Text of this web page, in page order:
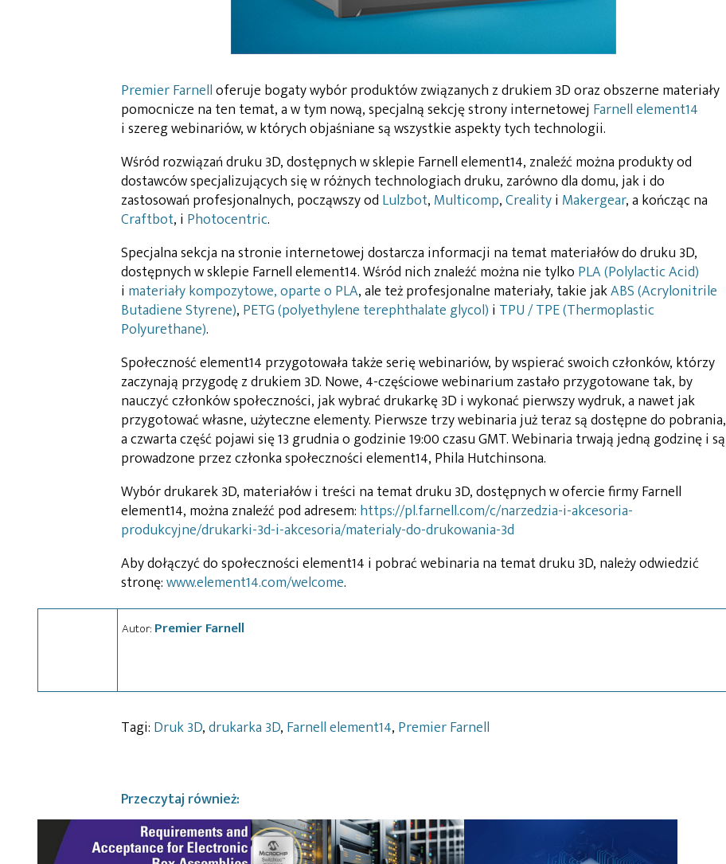
Premier Farnelloferuje bogaty wybór produktów związanych z drukiem 3D oraz obszerne materiały
pomocnicze na ten temat, a w tym nową, specjalną sekcję strony internetowej Farnell element14
i szereg webinariów, w których objaśniane są wszystkie aspekty tych technologii.
Wśród rozwiązań druku 3D, dostępnych w sklepie Farnell element14, znaleźć można produkty od
dostawców specjalizujących się w różnych technologiach druku, zarówno dla domu, jak i do
zastosowań profesjonalnych, począwszy od Lulzbot, Multicomp,Crealityi Makergear, a kończąc na
Craftbot, i Photocentric.
Specjalna sekcja na stronie internetowej dostarcza informacji na temat materiałów do druku 3D,
dostępnych w sklepie Farnell element14. Wśród nich znaleźć można nie tylko PLA (Polylactic Acid)
i materiały kompozytowe, oparte o PLA, ale też profesjonalne materiały, takie jakABS (Acrylonitrile
Butadiene Styrene), PETG (polyethylene terephthalate glycol) i TPU / TPE (Thermoplastic
Polyurethane).
Społeczność element14 przygotowała także serię webinariów, by wspierać swoich członków, którzy
zaczynają przygodę z drukiem 3D. Nowe, 4-częściowe webinarium zastało przygotowane tak, by
nauczyć członków społeczności, jak wybrać drukarkę 3D i wykonać pierwszy wydruk, a nawet jak
przygotować własne, użyteczne elementy. Pierwsze trzy webinaria już teraz są dostępne do pobrania,
a czwarta część pojawi się 13 grudnia o godzinie 19:00 czasu GMT. Webinaria trwają jedną godzinę i są
prowadzone przez członka społeczności element14, Phila Hutchinsona.
Wybór drukarek 3D, materiałów i treści na temat druku 3D, dostępnych w ofercie firmy Farnell
element14, można znaleźć pod adresem: https://pl.farnell.com/c/narzedzia-i-akcesoria-
produkcyjne/drukarki-3d-i-akcesoria/materialy-do-drukowania-3d
Aby dołączyć do społeczności element14 i pobrać webinaria na temat druku 3D, należy odwiedzić
stronę:www.element14.com/welcome.
Autor: Premier Farnell
Tagi: Druk 3D,drukarka 3D, Farnell element14, Premier Farnell
Przeczytaj również: